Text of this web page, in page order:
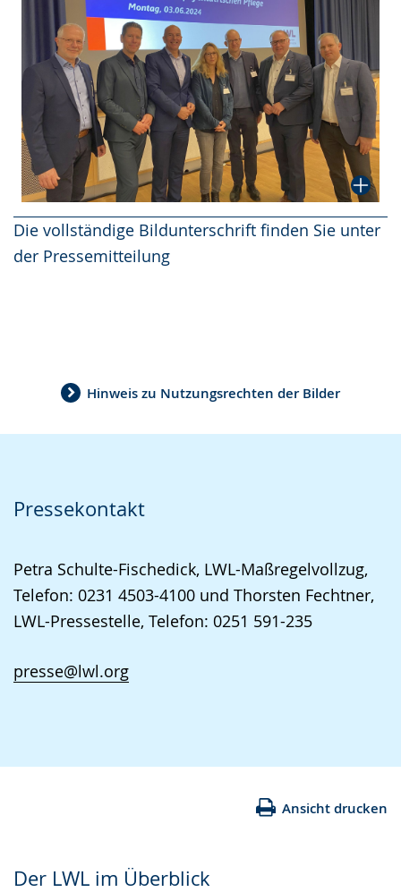
Die vollständige Bildunterschrift finden Sie unter
der Pressemitteilung
Hinweis zu Nutzungsrechten der Bilder
Pressekontakt
Petra Schulte-Fischedick, LWL-Maßregelvollzug,
Telefon: 0231 4503-4100 und Thorsten Fechtner,
LWL-Pressestelle, Telefon: 0251 591-235
presse@lwl.org
Ansicht drucken
Der LWL im Überblick